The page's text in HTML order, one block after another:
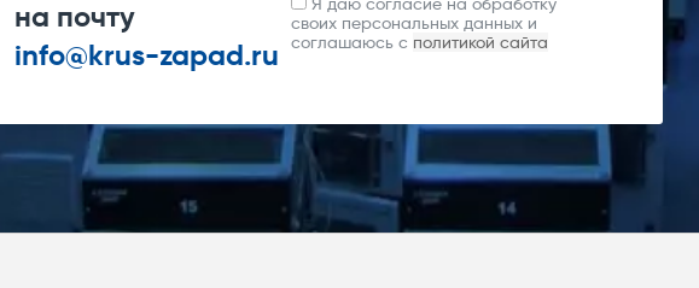
на почту
info@krus-zapad.ru
своих персональных данных и
соглашаюсь с политикой сайта